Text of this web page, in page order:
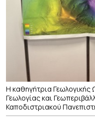
Η καθηγήτρια
Γεωλογίας και
Καποδιστριακού